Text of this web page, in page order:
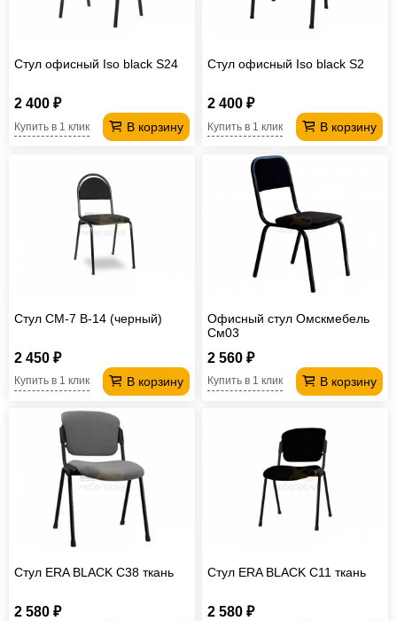
Стул офисный Iso black S24
2 400 ₽
В корзину
Купить в 1 клик
Стул офисный Iso black S2
2 400 ₽
В корзину
Купить в 1 клик
Стул СМ-7 В-14 (черный)
2 450 ₽
В корзину
Купить в 1 клик
Офисный стул Омскмебель
Cм03
2 560 ₽
В корзину
Купить в 1 клик
Стул ERA BLACK C38 ткань
2 580 ₽
Стул ERA BLACK C11 ткань
2 580 ₽